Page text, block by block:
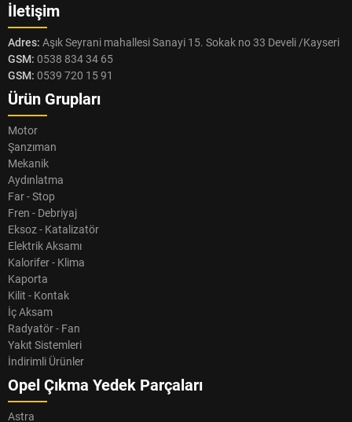
İletişim
Adres: Aşık Seyrani mahallesi Sanayi 15. Sokak no 33 Develi /Kayseri
GSM: 0538 834 34 65
GSM: 0539 720 15 91
Ürün Grupları
Motor
Şanzıman
Mekanik
Aydınlatma
Far - Stop
Fren - Debriyaj
Eksoz - Katalizatör
Elektrik Aksamı
Kalorifer - Klima
Kaporta
Kilit - Kontak
İç Aksam
Radyatör - Fan
Yakıt Sistemleri
İndirimli Ürünler
Opel Çıkma Yedek Parçaları
Astra